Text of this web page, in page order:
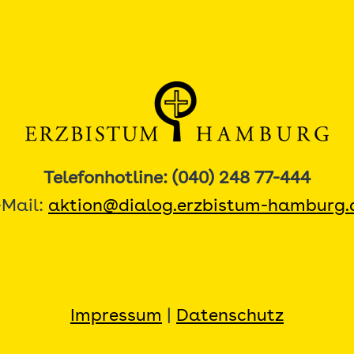
Telefonhotline: (040) 248 77-444
aktion@dialog.erzbistum-
Impressum Datenschutz